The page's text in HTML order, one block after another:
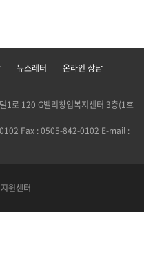
뉴스레터
온라인 상담
1로 120 G밸리창업복지센터 3층(1호
Fax : 0505-842-0102 E-mail :
원센터